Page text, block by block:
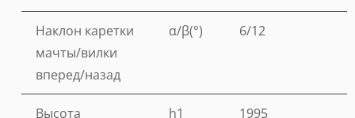
Наклон каретки
мачты/вилки
вперед/назад
α/β(°) 6/12
Высота h1 1995